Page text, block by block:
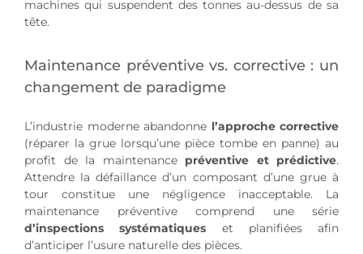
machines qui suspendent des tonnes au-dessus de sa
tête.
Maintenance préventive vs. corrective : un
changement de paradigme
L’industrie moderne abandonne l’approche corrective
(réparer la grue lorsqu’une pièce tombe en panne) au
profit de la maintenance préventive et prédictive.
Attendre la défaillance d’un composant d’une grue à
tour constitue une négligence inacceptable. La
maintenance préventive comprend une série
d’inspections systématiques et planifiées afin
d’anticiper l’usure naturelle des pièces.